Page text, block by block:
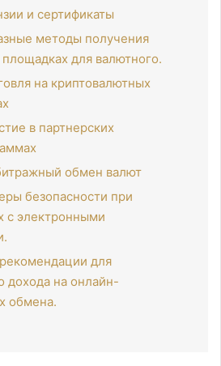
и сертификаты
методы получения
для валютного.
на криптовалютных
в партнерских
обмен валют
безопасности при
с электронными
для
дохода на онлайн-
обмена.